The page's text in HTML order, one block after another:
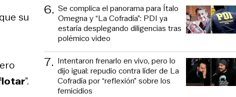
su
”.
6. Se complica el panorama para Ítalo
Omegna y “La Cofradía”: PDI ya
estaría desplegando diligencias tras
polémico video
7. Intentaron frenarlo en vivo, pero lo
dijo igual: repudio contra líder de La
Cofradía por “reflexión” sobre los
femicidios